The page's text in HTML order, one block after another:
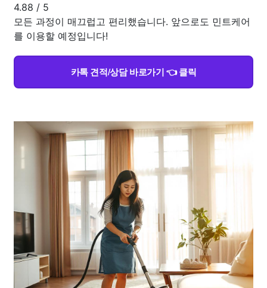
4.88 / 5
모든 과정이 매끄럽고 편리했습니다. 앞으로도 민트케어
를 이용할 예정입니다!
카톡 견적/상담 바로가기 👈 클릭